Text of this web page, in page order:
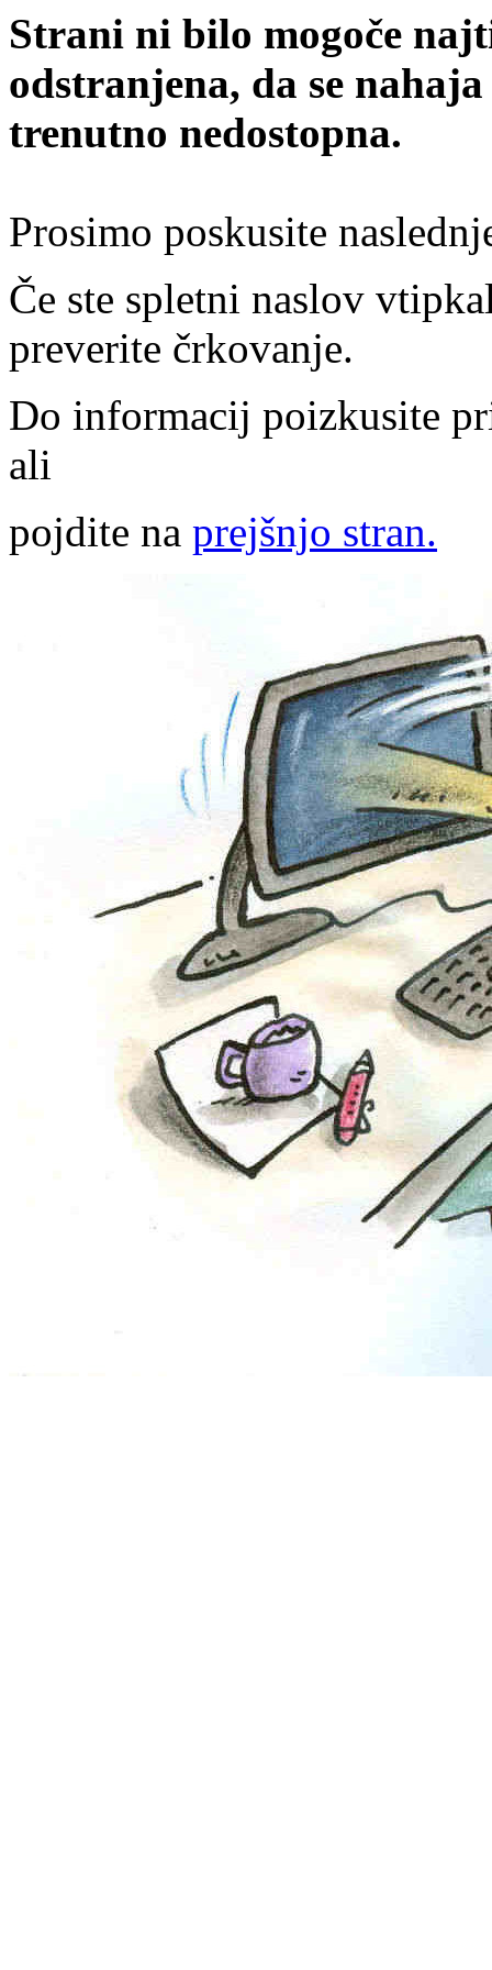
Strani ni bilo mogoče
odstranjena, da se
trenutno nedostopna.
Prosimo poskusite
Če ste spletni naslov
preverite črkovanje.
Do informacij poizkusite
ali
pojdite na prejšnjo stran.